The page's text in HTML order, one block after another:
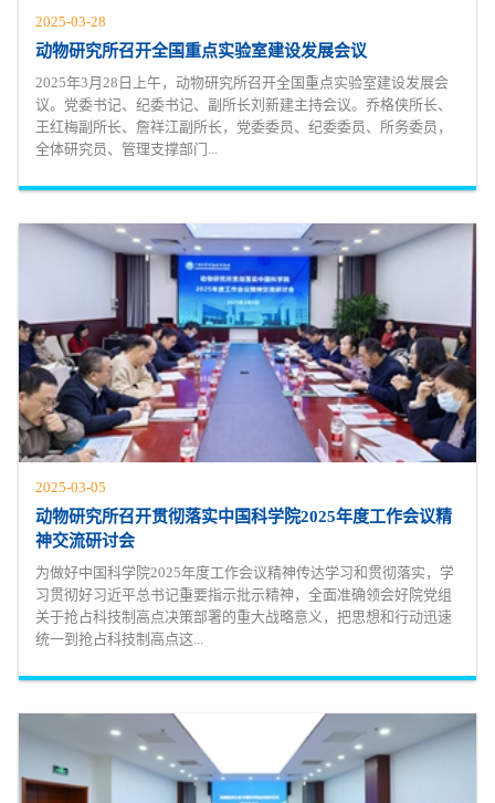
2025-03-28
动物研究所召开全国重点实验室建设发展会议
2025年3月28日上午，动物研究所召开全国重点实验室建设发展会
议。党委书记、纪委书记、副所长刘新建主持会议。乔格侠所长、
王红梅副所长、詹祥江副所长，党委委员、纪委委员、所务委员，
全体研究员、管理支撑部门...
2025-03-05
动物研究所召开贯彻落实中国科学院2025年度工作会议精
神交流研讨会
为做好中国科学院2025年度工作会议精神传达学习和贯彻落实，学
习贯彻好习近平总书记重要指示批示精神，全面准确领会好院党组
关于抢占科技制高点决策部署的重大战略意义，把思想和行动迅速
统一到抢占科技制高点这...